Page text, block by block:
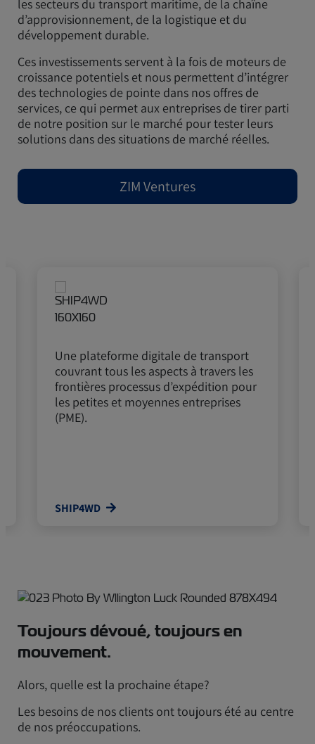
les secteurs du transport maritime, de la chaîne
d’approvisionnement, de la logistique et du
développement durable.
Ces investissements servent à la fois de moteurs de
croissance potentiels et nous permettent d’intégrer
des technologies de pointe dans nos offres de
services, ce qui permet aux entreprises de tirer parti
de notre position sur le marché pour tester leurs
solutions dans des situations de marché réelles.
ZIM Ventures
Une plateforme digitale de transport
couvrant tous les aspects à travers les
frontières processus d’expédition pour
les petites et moyennes entreprises
(PME).
SHIP4WD
Toujours dévoué, toujours en
mouvement.
Alors, quelle est la prochaine étape?
Les besoins de nos clients ont toujours été au centre
de nos préoccupations.